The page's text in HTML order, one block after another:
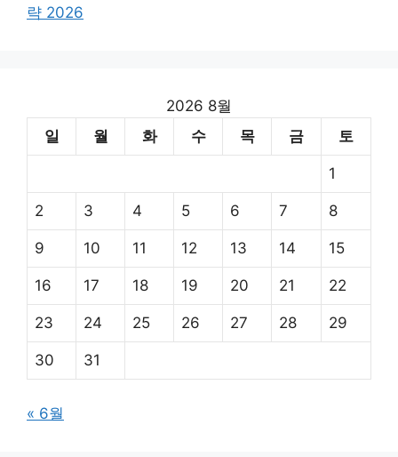
략 2026
2026 8월
일
월 화 수 목 금 토
1
2 3 4 5 6 7 8
9 10 11 12 13 14 15
16 17 18 19 20 21 22
23 24 25 26 27 28 29
30 31
« 6월